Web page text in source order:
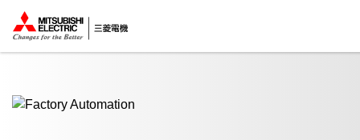
ここから本文